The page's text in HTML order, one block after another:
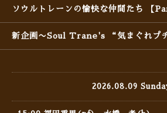
ソウルトレーンの愉快な仲間たち 【
新企画〜Soul Trane's “気まぐれプ
2026.08.09